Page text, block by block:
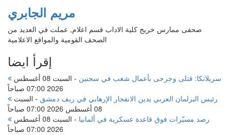
مريم الجابري
صحفى ممارس خريج كلية الاداب قسم اعلام, عملت في العديد من
الصحف القومية والمواقع الاعلامية
إقرأ ايضا
سريلانكا: قتلى وجرحى بأعمال شغب في سجنين -
السبت 08 أغسطس
2026 07:00 صباحاً
رئيس البرلمان العربي يدين الانفجار الإرهابي في ريف دمشق - السبت
08 أغسطس 2026 07:00 صباحاً
رصد مسيّرات فوق قاعدة عسكرية في ألمانيا -
السبت 08 أغسطس
2026 07:00 صباحاً